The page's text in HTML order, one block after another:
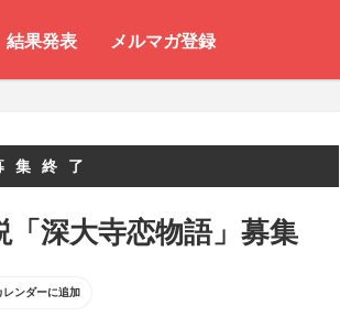
結果発表 メルマガ登録
集終了
「深大寺恋物語」募集
ンダーに追加